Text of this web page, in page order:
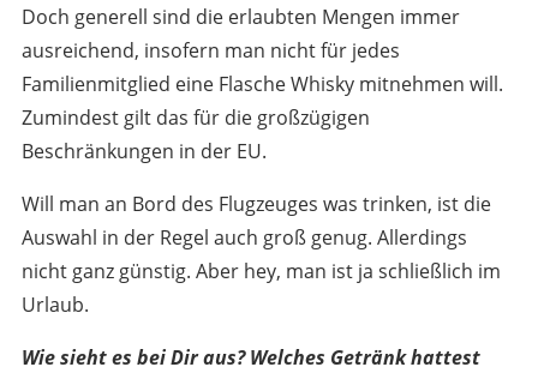
Doch generell sind die erlaubten Mengen immer
ausreichend, insofern man nicht für jedes
Familienmitglied eine Flasche Whisky mitnehmen will.
Zumindest gilt das für die großzügigen
Beschränkungen in der EU.
Will man an Bord des Flugzeuges was trinken, ist die
Auswahl in der Regel auch groß genug. Allerdings
nicht ganz günstig. Aber hey, man ist ja schließlich im
Urlaub.
Wie sieht es bei Dir aus? Welches Getränk hattest